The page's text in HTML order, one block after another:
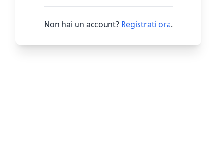
Non hai un account? Registrati ora.